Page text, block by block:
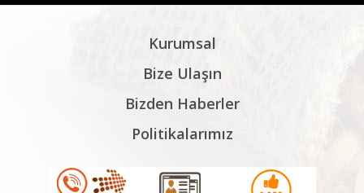
Kurumsal
Bize Ulaşın
Bizden Haberler
Politikalarımız